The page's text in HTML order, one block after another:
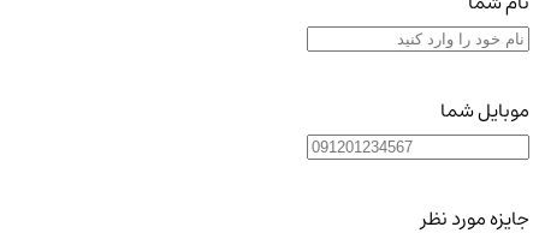
موبایل شما
جایزه مورد نظر